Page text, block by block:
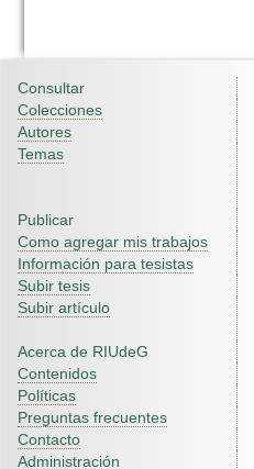
Consultar
Colecciones
Autores
Temas
Publicar
Como agregar mis trabajos
Información para tesistas
Subir tesis
Subir artículo
Acerca de RIUdeG
Contenidos
Políticas
Preguntas frecuentes
Contacto
Administración